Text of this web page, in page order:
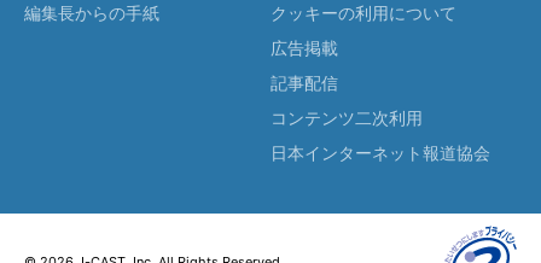
編集長からの手紙
クッキーの利用について
広告掲載
記事配信
コンテンツ二次利用
日本インターネット報道協会